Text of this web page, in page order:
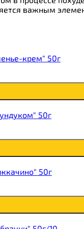
важным
крем" 50г
50г
50г